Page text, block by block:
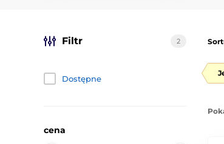
Filtr 2
Dostępne
cena